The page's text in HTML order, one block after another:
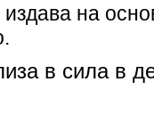
на
в сила в